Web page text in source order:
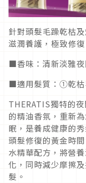
針對頭髮毛躁乾枯
滋潤養護，極致修復
■香味：清新淡雅
■適用髮質：①乾
THERATIS獨特的
的精油香氛，重新
眠，是養成健康的
頭髮修復的黃金時
水精華配方，將營
化，同時減少摩擦
髮。